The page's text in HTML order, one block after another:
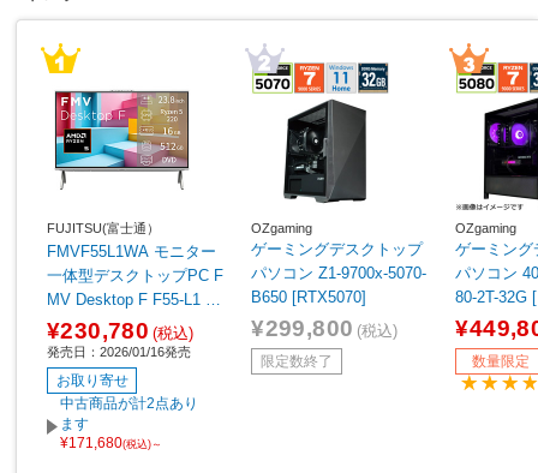
FUJITSU(富士通）
FMVF55L1WA モニター
一体型デスクトップPC F
MV Desktop F F55-L1 ホ
ワイト ［23.8型 /Window
s11 Home /AMD Ryzen5
/メモリ：16GB /SSD：5
12GB /Microsoft 365 Per
sonal /2026年1月モデ
ル］
¥230,780 (税込)
発売日：2026/01/16発売
お取り寄せ
中古商品が計2点あり
ます
¥171,680(税込)～
OZgaming
ゲーミングデスクトップ
パソコン Z1-9700x-5070-
B650 [RTX5070]
¥299,800 (税込)
限定数終了
OZgaming
ゲーミン
パソコン
80-2T-32G
【sof001】
数量限定